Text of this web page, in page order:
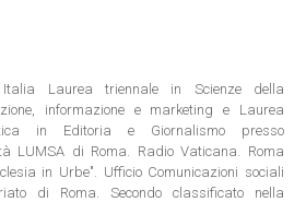
Italia Laurea triennale in Scienze della
informazione e marketing e Laurea
in Editoria e Giornalismo presso
LUMSA di Roma. Radio Vaticana. Roma
in Urbe". Ufficio Comunicazioni sociali
di Roma. Secondo classificato nella